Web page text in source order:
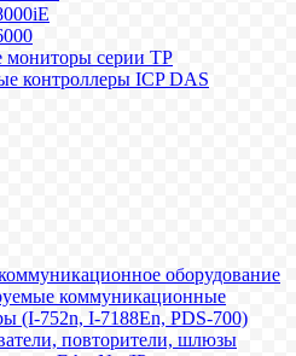
мониторы серии TP
контроллеры ICP DAS
оборудование
коммуникационные
(I-752n, I-7188En, PDS-700)
повторители, шлюзы